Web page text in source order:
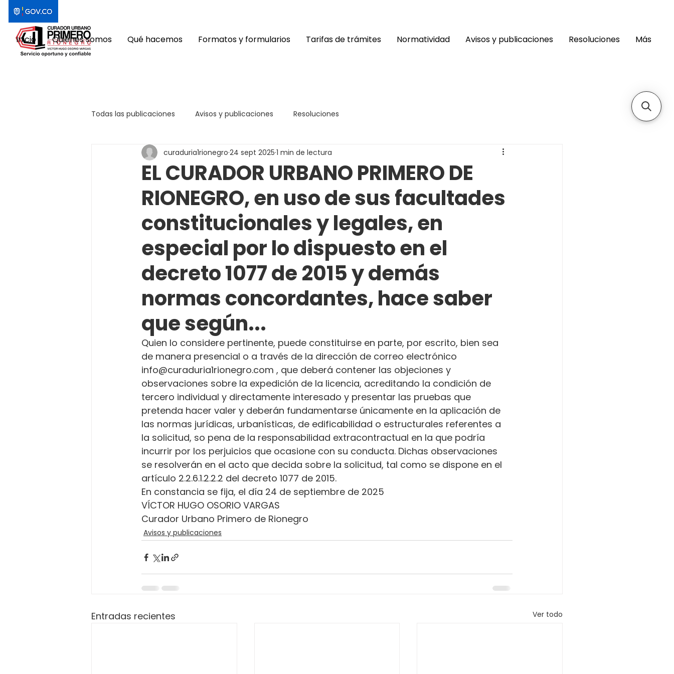
Inicio Quiénes somos Qué hacemos Formatos y formularios Tarifas de trámites Normatividad Avisos y publicaciones Resoluciones Más
Todas las publicaciones Avisos y publicaciones Resoluciones
EL CURADOR URBANO PRIMERO DE
RIONEGRO, en uso de sus facultades
constitucionales y legales, en
especial por lo dispuesto en el
decreto 1077 de 2015 y demás
normas concordantes, hace saber
que según...
curaduria1rionegro 24 sept 2025 1 min de lectura
Quien lo considere pertinente, puede constituirse en parte, por escrito, bien sea
de manera presencial o a través de la dirección de correo electrónico
info@curaduria1rionegro.com , que deberá contener las objeciones y
observaciones sobre la expedición de la licencia, acreditando la condición de
tercero individual y directamente interesado y presentar las pruebas que
pretenda hacer valer y deberán fundamentarse únicamente en la aplicación de
las normas jurídicas, urbanísticas, de edificabilidad o estructurales referentes a
la solicitud, so pena de la responsabilidad extracontractual en la que podría
incurrir por los perjuicios que ocasione con su conducta. Dichas observaciones
se resolverán en el acto que decida sobre la solicitud, tal como se dispone en el
artículo 2.2.6.1.2.2.2 del decreto 1077 de 2015.
En constancia se fija, el día 24 de septiembre de 2025
VÍCTOR HUGO OSORIO VARGAS
Curador Urbano Primero de Rionegro
Avisos y publicaciones
Entradas recientes Ver todo